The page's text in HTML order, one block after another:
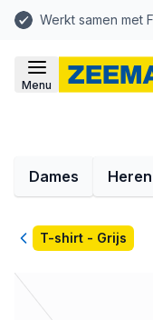
Werkt samen met
Menu
Dames Heren
TerugT-shirt - Grijs